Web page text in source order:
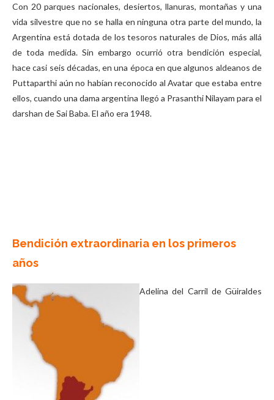
Con 20 parques nacionales, desiertos, llanuras, montañas y una
vida silvestre que no se halla en ninguna otra parte del mundo, la
Argentina está dotada de los tesoros naturales de Dios, más allá
de toda medida. Sin embargo ocurrió otra bendición especial,
hace casi seis décadas, en una época en que algunos aldeanos de
Puttaparthi aún no habían reconocido al Avatar que estaba entre
ellos, cuando una dama argentina llegó a Prasanthi Nilayam para el
darshan de Sai Baba. El año era 1948.
Bendición extraordinaria en los primeros
años
Adelina del Carril de Güiraldes